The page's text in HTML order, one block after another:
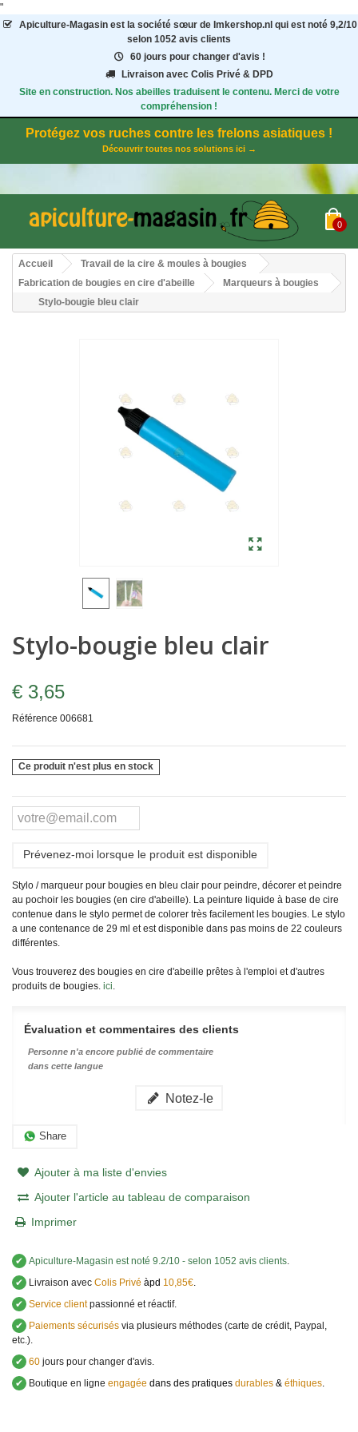
"
Apiculture-Magasinest la société sœur de Imkershop.nl qui est noté 9,2/10
selon 1052 avis clients
60 jours pour changer d'avis !
Livraison avec Colis Privé & DPD
Site en construction. Nos abeilles traduisent le contenu. Merci de votre
compréhension !
Protégez vos ruches contre les frelons asiatiques !
Découvrir toutes nos solutions ici →
0
Accueil
Travail de la cire & moules à bougies
Fabrication de bougies en cire d'abeille
Marqueurs à bougies
Stylo-bougie bleu clair
Stylo-bougie bleu clair
€ 3,65
Référence 006681
Ce produit n'est plus en stock
Prévenez-moi lorsque le produit est disponible
Stylo / marqueur pour bougies en bleu clair pour peindre, décorer et peindre
au pochoir les bougies (en cire d'abeille). La peinture liquide à base de cire
contenue dans le stylo permet de colorer très facilement les bougies. Le stylo
a une contenance de 29 ml et est disponible dans pas moins de 22 couleurs
différentes.
Vous trouverez des bougies en cire d'abeille prêtes à l'emploi et d'autres
produits de bougies. ici
Évaluation et commentaires des clients
Personne n'a encore publié de commentaire
dans cette langue
Notez-le
Share
Ajouter à ma liste d'envies
Ajouter l'article au tableau de comparaison
Imprimer
✔ Apiculture-Magasin est noté 9.2/10 - selon 1052 avis clients
✔
Livraison avec Colis Privé àpd 10,85€
✔ Service clientpassionné et réactif.
✔
Paiements sécurisés via plusieurs méthodes (carte de crédit, Paypal,
etc.).
✔ 60 jours pour changer d'avis.
✔
Boutique en ligne engagée dans des pratiques durables & éthiques